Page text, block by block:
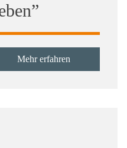
Mehr erfahren